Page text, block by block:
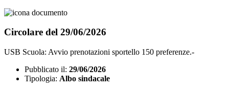
Circolare del 29/06/2026
USB Scuola: Avvio prenotazioni sportello 150 preferenze.-
Pubblicato il: 29/06/2026
Tipologia: Albo sindacale